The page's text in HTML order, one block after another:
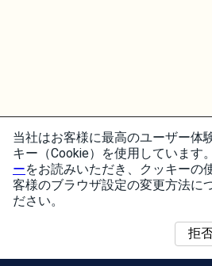
当社はお客様に最高のユーザー体
キー（Cookie）を使用しています
ーをお読みいただき、クッキーの
客様のブラウザ設定の変更方法に
ださい。
拒